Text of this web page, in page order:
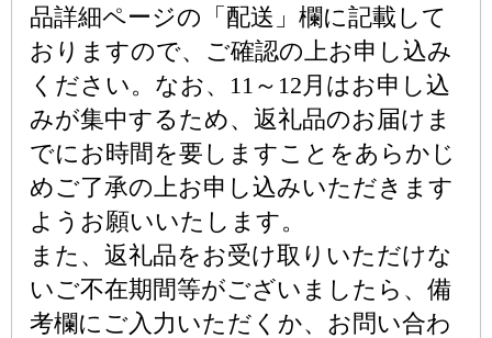
品詳細ページの「配送」欄に記載して
おりますので、ご確認の上お申し込み
ください。なお、11～12月はお申し込
みが集中するため、返礼品のお届けま
でにお時間を要しますことをあらかじ
めご了承の上お申し込みいただきます
ようお願いいたします。
また、返礼品をお受け取りいただけな
いご不在期間等がございましたら、備
考欄にご入力いただくか、お問い合わ